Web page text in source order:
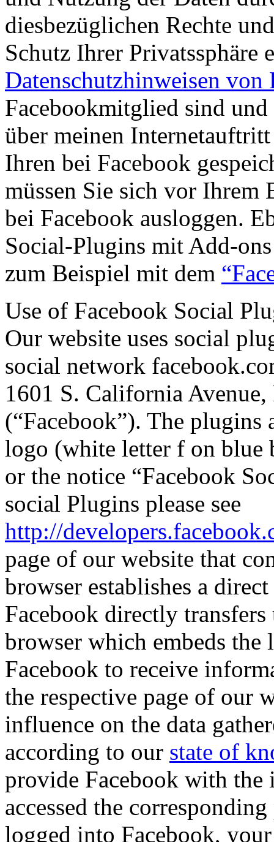
diesbezüglichen Rechte
Schutz Ihrer Privatssphäre
Datenschutzhinweisen von
Facebookmitglied sind
über meinen
Ihren bei Facebook
müssen Sie sich vor Ihrem
bei Facebook ausloggen.
Social-Plugins mit Add-
zum Beispiel mit dem
Use of Facebook Social
Our website uses social
social network
1601 S. California
(“Facebook”). The
logo (white letter f on blue
or the notice “Facebook
social Plugins please see
http://
page of our website that
browser establishes a
Facebook directly
browser which embeds
Facebook to receive
the respective page of our
influence on the data
according to our state of
provide Facebook with
accessed the
logged into Facebook,